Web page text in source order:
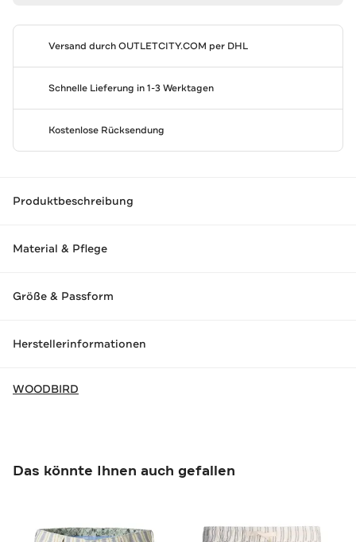
Versand durchOUTLETCITY.COM per DHL
Schnelle Lieferung in 1-3 Werktagen
Kostenlose Rücksendung
Produktbeschreibung
Material & Pflege
Größe & Passform
Herstellerinformationen
WOODBIRD
Das könnte Ihnen auch gefallen